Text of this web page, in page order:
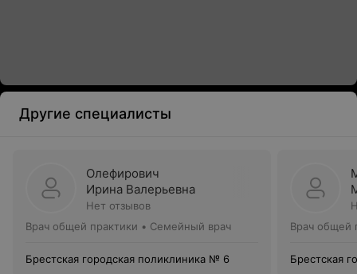
Другие специалисты
Олефирович
Ирина Валерьевна
Нет отзывов
Врач общей практики • Семейный врач
Брестская городская поликлиника № 6
Врач общей
Брестская